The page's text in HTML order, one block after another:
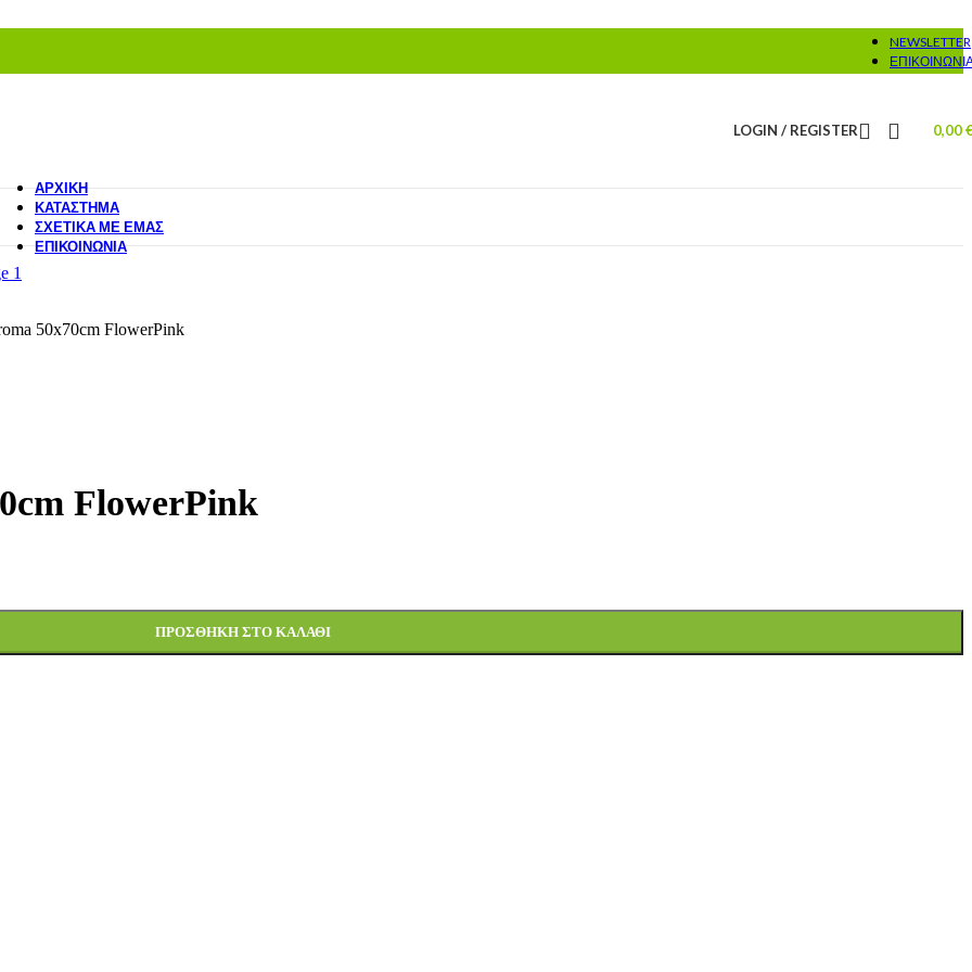
NEWSLETTER
LOGIN / REGISTER 0,00
ΑΡΧΙΚΉ
ΚΑΤΆΣΤΗΜΑ
ΣΧΕΤΙΚΆ ΜΕ ΕΜΆΣ
ΕΠΙΚΟΙΝΩΝΊΑ
50x70cm FlowerPink
FlowerPink
ΠΡΟΣΘΉΚΗ ΣΤΟ ΚΑΛΆΘΙ